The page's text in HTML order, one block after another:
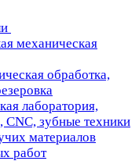
механическая
обработка,
лаборатория,
CNC, зубные техники
материалов
работ